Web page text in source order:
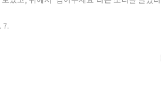
듯 물어봤다고 해서 잠시 당황했다는 뒷 이야
7.